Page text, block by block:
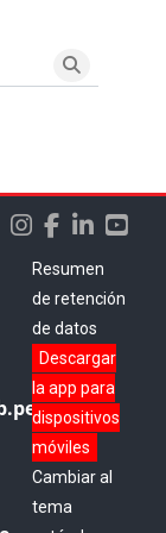
Search
Resumen
de retención
de datos
Descargar
la app para
dispositivos
móviles
Cambiar al
tema